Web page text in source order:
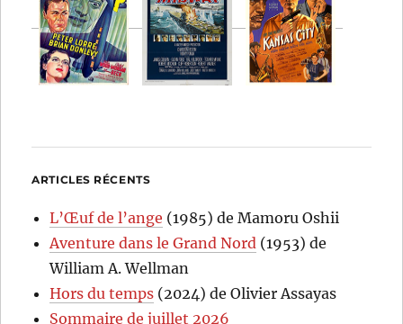
ARTICLES RÉCENTS
L’Œuf de l’ange (1985) de Mamoru Oshii
Aventure dans le Grand Nord (1953) de
William A. Wellman
Hors du temps (2024) de Olivier Assayas
Sommaire de juillet 2026